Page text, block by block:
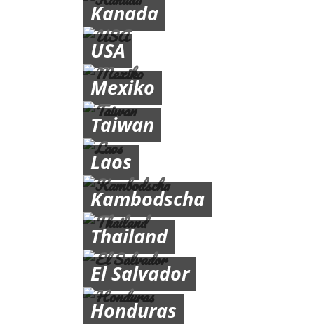
Kanada
USA
Mexiko
Taiwan
Laos
Kambodscha
Thailand
El Salvador
Honduras